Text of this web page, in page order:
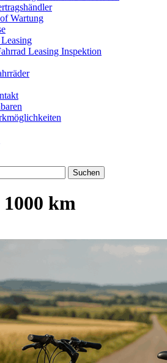
Wartung
Leasing Inspektion
1000 km